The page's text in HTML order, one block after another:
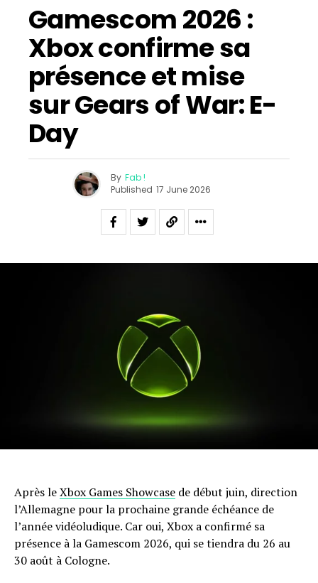
Gamescom 2026 :
Xbox confirme sa
présence et mise
sur Gears of War: E-
Day
By Fab !
Published 17 June 2026
Après leXbox Games Showcase de début juin, direction
l’Allemagne pour la prochaine grande échéance de
l’année vidéoludique. Car oui, Xbox a confirmé sa
présence à la Gamescom 2026, qui se tiendra du 26 au
30 août à Cologne.